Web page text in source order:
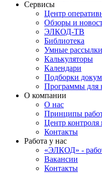
Сервисы
Центр
Обзоры и
ЭЛКОД-ТВ
Библиотека
Умные рассылки
Калькуляторы
Календари
Подборки
Программы для
О компании
О нас
Принципы
Центр контроля
Контакты
Работа у нас
«ЭЛКОД» -
Вакансии
Контакты